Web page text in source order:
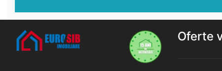
Oferte